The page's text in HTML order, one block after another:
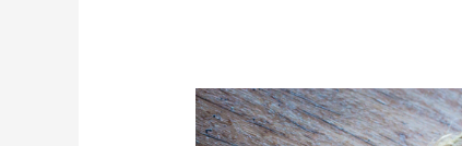
Noelia
Rios,